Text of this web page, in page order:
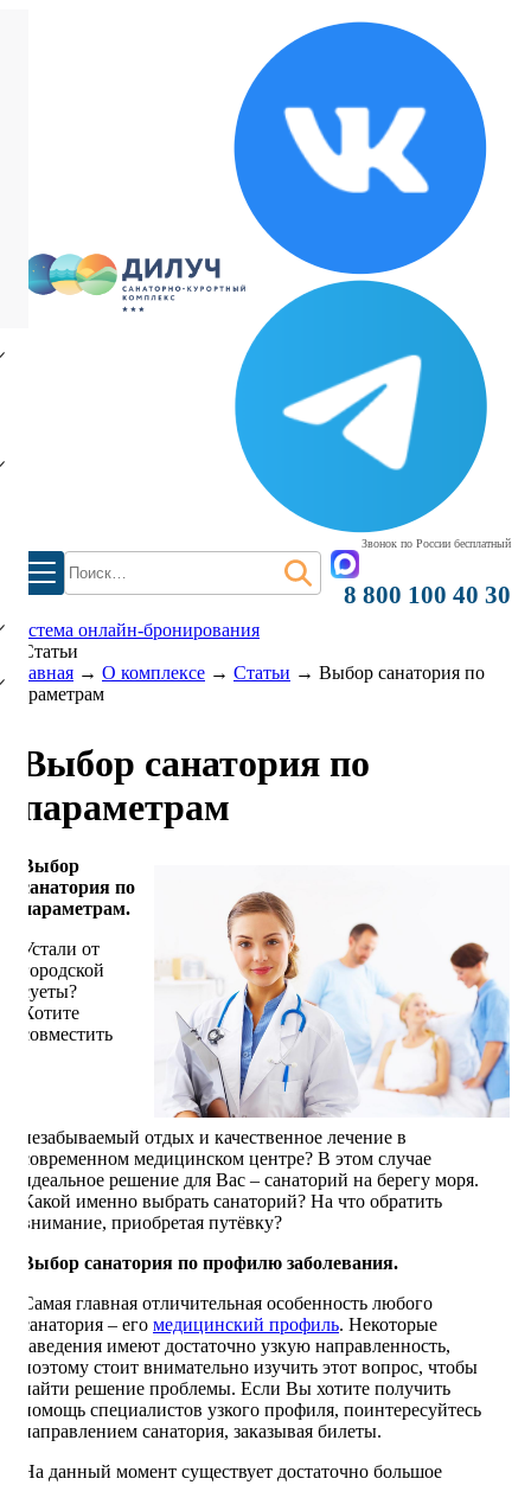
Найти:
Звонок по России бесплатный
8 800 100 40 30
система онлайн-бронирования
Статьи
Главная → О комплексе → Статьи → Выбор санатория по
параметрам
Выбор санатория по
параметрам
Выбор
санатория по
параметрам.
Устали от
городской
суеты?
Хотите
совместить
незабываемый отдых и качественное лечение в
современном медицинском центре? В этом случае
идеальное решение для Вас – санаторий на берегу моря.
Какой именно выбрать санаторий? На что обратить
внимание, приобретая путёвку?
Выбор санатория по профилю заболевания.
Самая главная отличительная особенность любого
санатория – его медицинский профиль. Некоторые
заведения имеют достаточно узкую направленность,
поэтому стоит внимательно изучить этот вопрос, чтобы
найти решение проблемы. Если Вы хотите получить
помощь специалистов узкого профиля, поинтересуйтесь
направлением санатория, заказывая билеты.
На данный момент существует достаточно большое